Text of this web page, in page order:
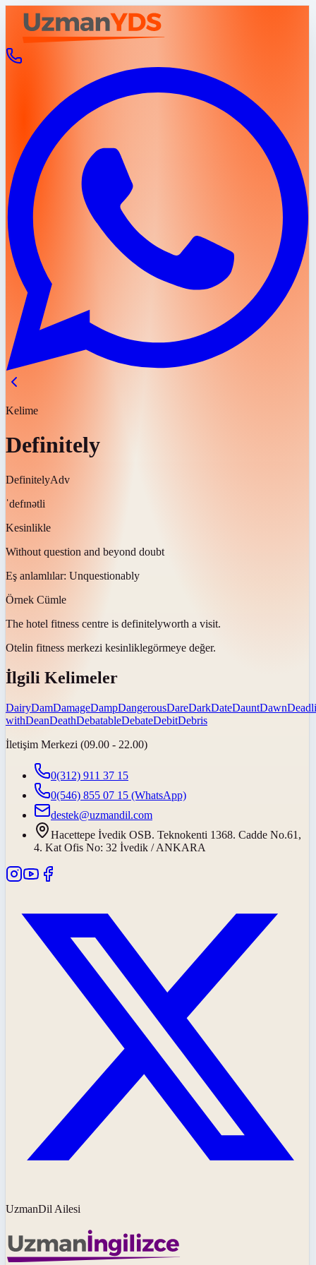
Kelime
Definitely
DefinitelyAdv
ˈdefɪnətli
Kesinlikle
Without question and beyond doubt
Eş anlamlılar: Unquestionably
Örnek Cümle
The hotel fitness centre is definitelyworth a visit.
Otelin fitness merkezi kesinliklegörmeye değer.
İlgili Kelimeler
DairyDamDamageDampDangerousDareDarkDateDauntDawn
withDeanDeathDebatableDebateDebitDebris
İletişim Merkezi (09.00 - 22.00)
0(312) 911 37 15
0(546) 855 07 15 (WhatsApp)
destek@uzmandil.com
Hacettepe İvedik OSB. Teknokenti 1368. Cadde No.61,
4. Kat Ofis No: 32 İvedik / ANKARA
UzmanDil Ailesi